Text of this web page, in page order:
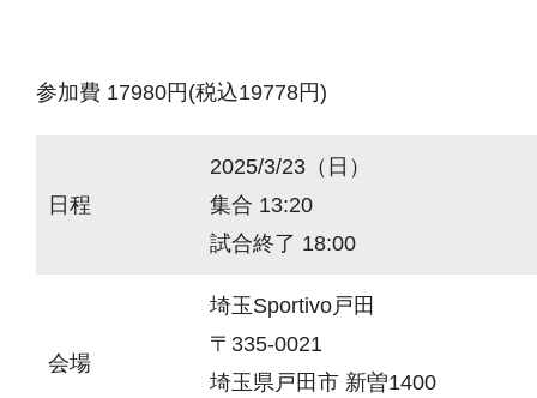
参加費 17980円(税込19778円)
日程
2025/3/23（日）
集合 13:20
試合終了 18:00
会場
埼玉Sportivo戸田
〒335-0021
埼玉県戸田市 新曽1400